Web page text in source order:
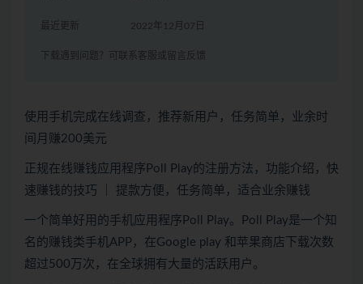
最近更新 2022年12月07日
下载遇到问题？可联系客服或留言反馈
使用手机完成在线调查，推荐新用户，任务简单，业余时
间月赚200美元
正规在线赚钱应用程序Poll Play的注册方法，功能介绍，快
速赚钱的技巧 ｜ 提款方便，任务简单，适合业余赚钱
一个简单好用的手机应用程序Poll Play。Poll Play是一个知
名的赚钱类手机APP，在Google play 和苹果商店下载次数
超过500万次，在全球拥有大量的活跃用户。